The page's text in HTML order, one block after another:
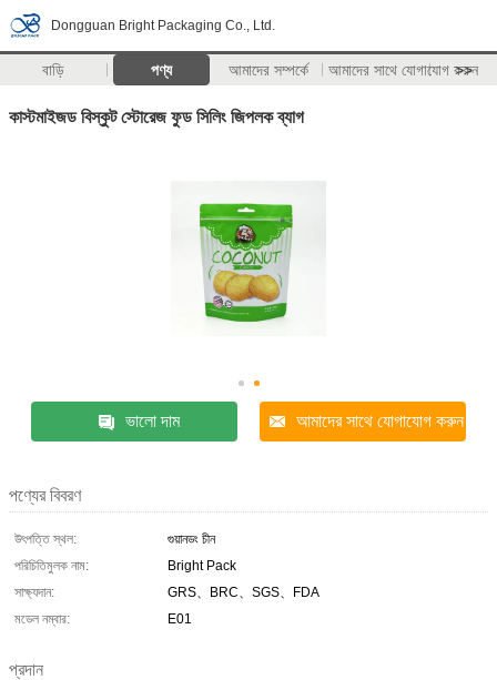
Dongguan Bright Packaging Co., Ltd.
বাড়ি পণ্য আমাদের সম্পর্কে আমাদের সাথে যোগাযোগ করুন
>>
কাস্টমাইজড বিস্কুট স্টোরেজ ফুড সিলিং জিপলক ব্যাগ
ভালো দাম আমাদের সাথে যোগাযোগ করুন
পণ্যের বিবরণ
উৎপত্তি স্থল:
গুয়ানডং চীন
পরিচিতিমুলক নাম:
Bright Pack
সাক্ষ্যদান:
GRS、BRC、SGS、FDA
মডেল নম্বার:
E01
প্রদান